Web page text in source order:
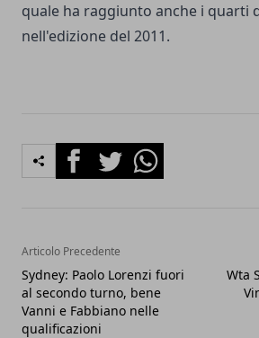
quale ha raggiunto anche i quarti
nell'edizione del 2011.
FacebookTwitterWhatsapp
Articolo Precedente
Sydney: Paolo Lorenzi fuori
al secondo turno, bene
Vanni e Fabbiano nelle
qualificazioni
Wta